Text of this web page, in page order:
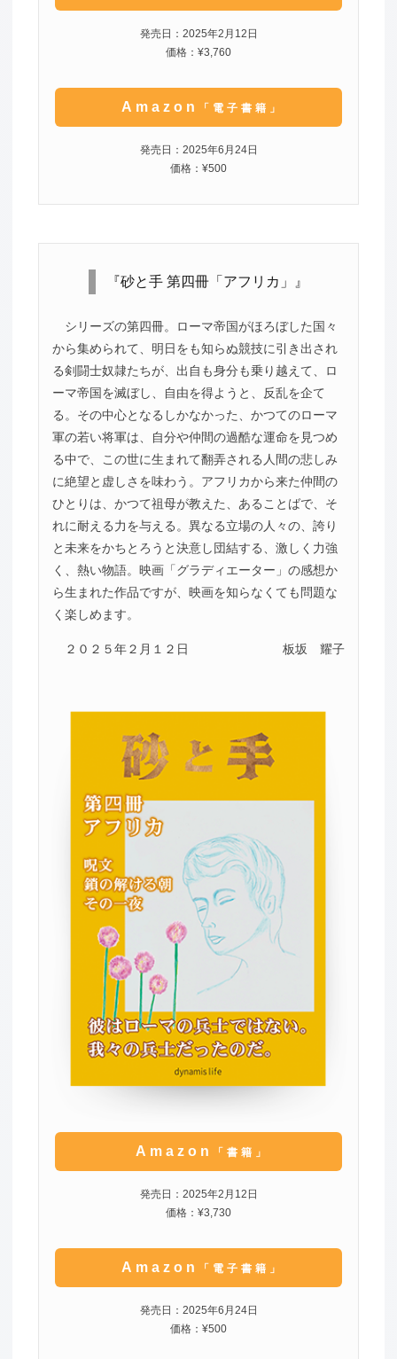
発売日：2025年2月12日
価格：¥3,760
Amazon 「電子書籍」
発売日：2025年6月24日
価格：¥500
『砂と手 第四冊「アフリカ」』
シリーズの第四冊。ローマ帝国がほろぼした国々
から集められて、明日をも知らぬ競技に引き出され
る剣闘士奴隷たちが、出自も身分も乗り越えて、ロ
ーマ帝国を滅ぼし、自由を得ようと、反乱を企て
る。その中心となるしかなかった、かつてのローマ
軍の若い将軍は、自分や仲間の過酷な運命を見つめ
る中で、この世に生まれて翻弄される人間の悲しみ
に絶望と虚しさを味わう。アフリカから来た仲間の
ひとりは、かつて祖母が教えた、あることばで、そ
れに耐える力を与える。異なる立場の人々の、誇り
と未来をかちとろうと決意し団結する、激しく力強
く、熱い物語。映画「グラディエーター」の感想か
ら生まれた作品ですが、映画を知らなくても問題な
く楽しめます。
２０２５年２月１２日 板坂 耀子
Amazon 「書籍」
発売日：2025年2月12日
価格：¥3,730
Amazon 「電子書籍」
発売日：2025年6月24日
価格：¥500